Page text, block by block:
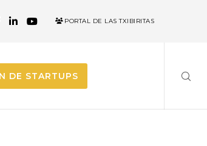
PORTAL DE LAS TXIBIRITAS
DE STARTUPS